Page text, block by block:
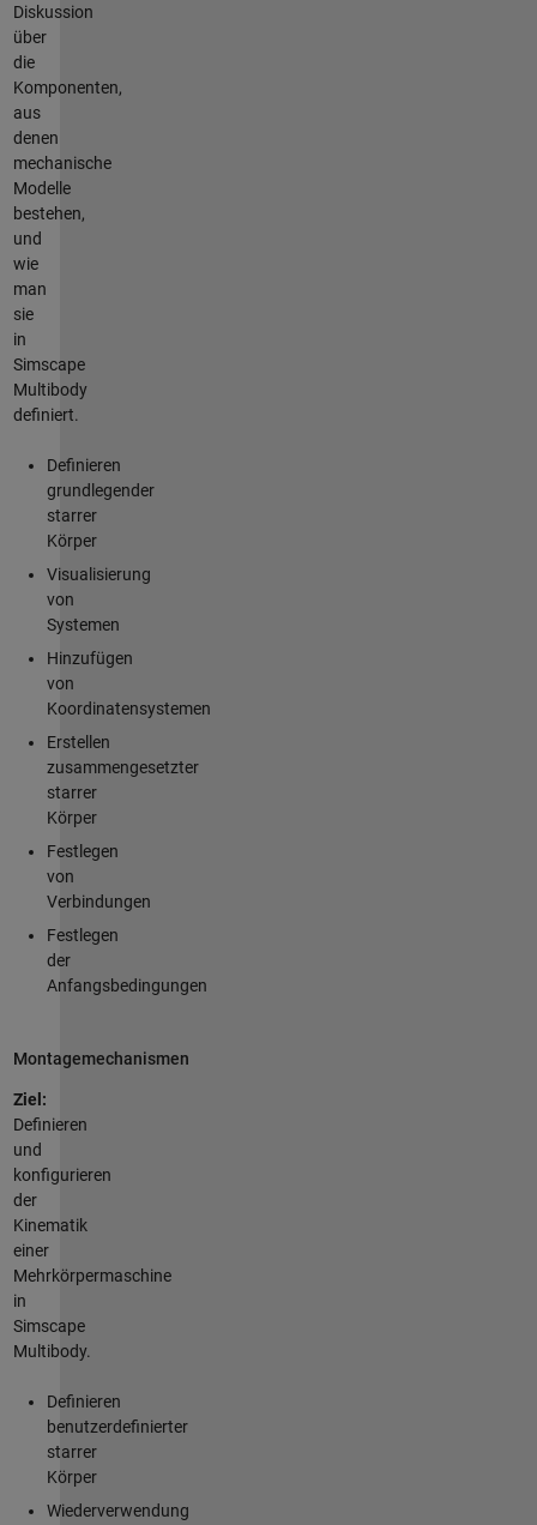
Diskussion
über
die
Komponenten,
aus
denen
mechanische
Modelle
bestehen,
und
wie
man
sie
in
Simscape
Multibody
definiert.
Definieren
grundlegender
starrer
Körper
Visualisierung
von
Systemen
Hinzufügen
von
Koordinatensystemen
Erstellen
zusammengesetzter
starrer
Körper
Festlegen
von
Verbindungen
Festlegen
der
Anfangsbedingungen
Montagemechanismen
Ziel:
Definieren
und
konfigurieren
der
Kinematik
einer
Mehrkörpermaschine
in
Simscape
Multibody.
Definieren
benutzerdefinierter
starrer
Körper
Wiederverwendung